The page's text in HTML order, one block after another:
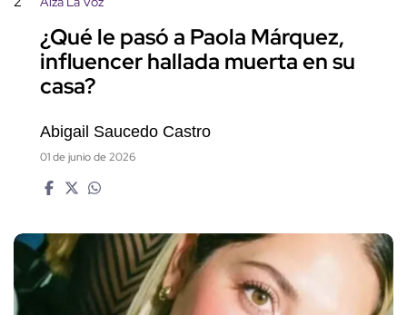
¿Qué le pasó a Paola Márquez,
influencer hallada muerta en su
casa?
Abigail Saucedo Castro
01 de junio de 2026